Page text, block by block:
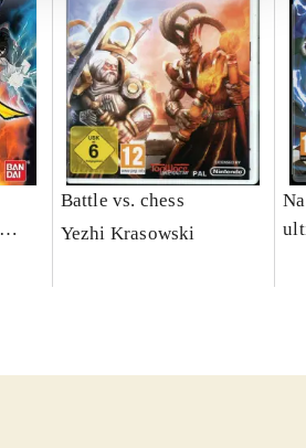
Battle vs. chess
Yezhi Krasowski